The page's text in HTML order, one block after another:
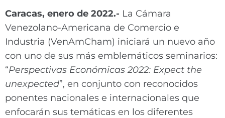
Caracas, enero de 2022.- La Cámara
Venezolano-Americana de Comercio e
Industria (VenAmCham) iniciará un nuevo año
con uno de sus más emblemáticos seminarios:
“Perspectivas Económicas 2022: Expect the
unexpected”, en conjunto con reconocidos
ponentes nacionales e internacionales que
enfocarán sus temáticas en los diferentes